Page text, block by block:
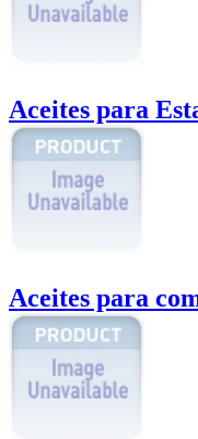
Aceites para
Aceites para